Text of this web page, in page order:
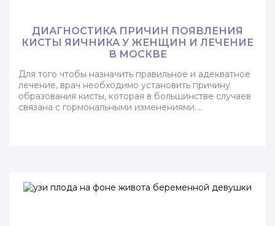
ДИАГНОСТИКА ПРИЧИН ПОЯВЛЕНИЯ
КИСТЫ ЯИЧНИКА У ЖЕНЩИН И ЛЕЧЕНИЕ
В МОСКВЕ
Для того чтобы назначить правильное и адекватное
лечение, врач необходимо установить причину
образования кисты, которая в большинстве случаев
связана с гормональными изменениями….